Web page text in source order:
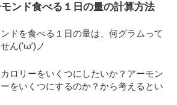
ンド食べる１日の量の計算方法
ドを食べる１日の量は、何グラムって
ん(‘ω’)ノ
ロリーをいくつにしたいか？アーモン
をいくつにするのか？から考えるとい